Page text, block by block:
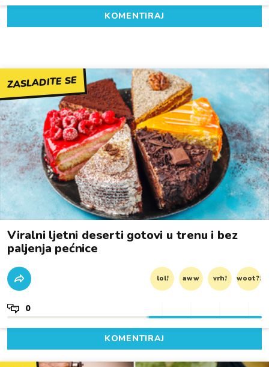
KOMENTIRAJ
ZASLADITE SE
Viralni ljetni deserti gotovi u trenu i bez
paljenja pećnice
lol! aww vrh! woot?!
0
KOMENTIRAJ